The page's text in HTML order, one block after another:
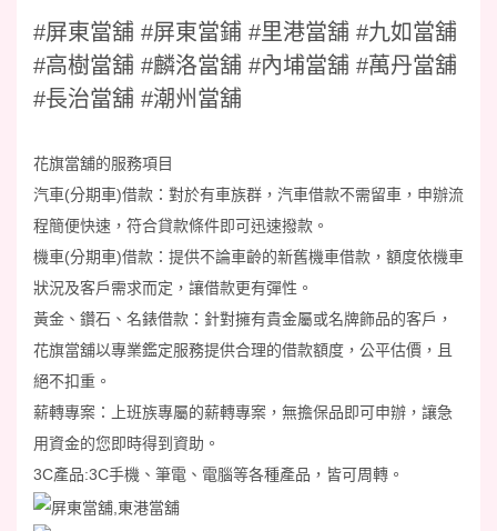
#屏東當舖 #屏東當鋪 #里港當舖 #九如當舖
#高樹當舖 #麟洛當舖 #內埔當舖 #萬丹當舖
#長治當舖 #潮州當舖
花旗當舖的服務項目
汽車(分期車)借款：對於有車族群，汽車借款不需留車，申辦流
程簡便快速，符合貸款條件即可迅速撥款。
機車(分期車)借款：提供不論車齡的新舊機車借款，額度依機車
狀況及客戶需求而定，讓借款更有彈性。
黃金、鑽石、名錶借款：針對擁有貴金屬或名牌飾品的客戶，
花旗當舖以專業鑑定服務提供合理的借款額度，公平估價，且
絕不扣重。
薪轉專案：上班族專屬的薪轉專案，無擔保品即可申辦，讓急
用資金的您即時得到資助。
3C產品:3C手機、筆電、電腦等各種產品，皆可周轉。